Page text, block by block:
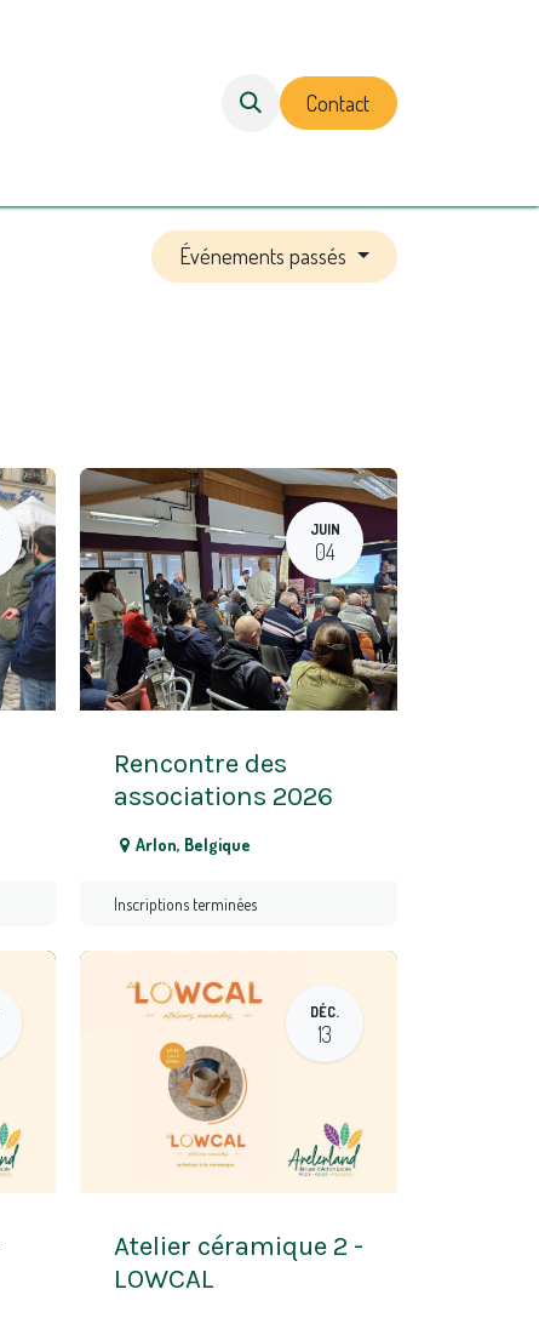
Contact
Événements passés
JUIN
04
Rencontre des
associations 2026
Arlon, Belgique
Inscriptions terminées
DÉC.
13
Atelier céramique 2 -
LOWCAL